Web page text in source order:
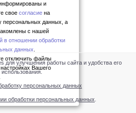
и
свое согласие на
персональных данных, а
с нашей
в отношении обработки
данных
отключить файлы
Вашего
улучшения работы сайта и удобства его
использования.
персональных данных
обработки персональных данных